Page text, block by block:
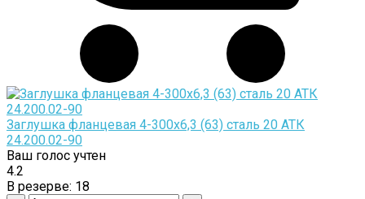
Заглушка фланцевая 4-300х6,3 (63) сталь 20 АТК
24.200.02-90
Ваш голос учтен
4.2
В резерве: 18